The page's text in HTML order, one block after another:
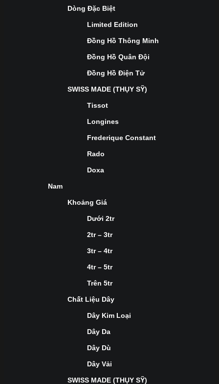
Dòng Đặc Biệt
Limited Edition
Đồng Hồ Thông Minh
Đồng Hồ Quân Đội
Đồng Hồ Điện Tử
SWISS MADE (THỤY SỸ)
Tissot
Longines
Frederique Constant
Rado
Doxa
Nam
Khoảng Giá
Dưới 2tr
2tr – 3tr
3tr – 4tr
4tr – 5tr
Trên 5tr
Chất Liệu Dây
Dây Kim Loại
Dây Da
Dây Dù
Dây Vải
SWISS MADE (THỤY SỸ)